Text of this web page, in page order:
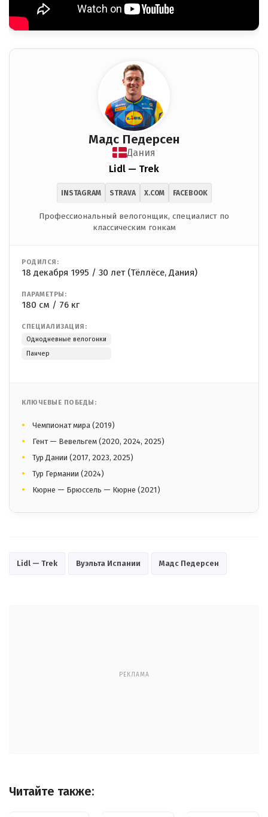
Мадс Педерсен
Дания
Lidl — Trek
INSTAGRAM STRAVA X.COM FACEBOOK
Профессиональный велогонщик, специалист по
классическим гонкам
РОДИЛСЯ:
18 декабря 1995 / 30 лет (Тёллёсе, Дания)
ПАРАМЕТРЫ:
180 см / 76 кг
СПЕЦИАЛИЗАЦИЯ:
Однодневные велогонки
Панчер
КЛЮЧЕВЫЕ ПОБЕДЫ:
Чемпионат мира (2019)
Гент — Вевельгем (2020, 2024, 2025)
Тур Дании (2017, 2023, 2025)
Тур Германии (2024)
Кюрне — Брюссель — Кюрне (2021)
Lidl — Trek Вуэльта Испании Мадс Педерсен
РЕКЛАМА
Читайте также: